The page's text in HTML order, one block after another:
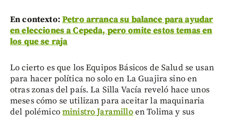
En contexto: Petro arranca su balance para ayudar
en elecciones a Cepeda, pero omite estos temas en
los que se raja
Lo cierto es que los Equipos Básicos de Salud se usan
para hacer política no solo en La Guajira sino en
otras zonas del país. La Silla Vacía reveló hace unos
meses cómo se utilizan para aceitar la maquinaria
del polémicoministro Jaramilloen Tolima y sus